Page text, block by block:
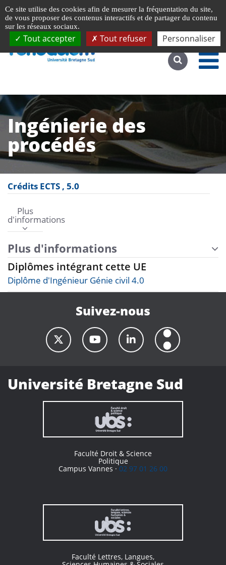
Accéder au site complet
Ingénierie des
procédés
Crédits ECTS 5.0
Plus
d'informations
Plus d'informations
Diplômes intégrant cette UE
Diplôme d'Ingénieur Génie civil 4.0
Suivez-nous
Université Bretagne Sud
Faculté Droit & Science
Politique
Campus Vannes ·02 97 01 26 00
Faculté Lettres, Langues,
Ce site utilise des cookies afin de mesurer la fréquentation du site,
de vous proposer des contenus interactifs et de partager du contenu
sur les réseaux sociaux.
Tout accepter Tout refuser Personnaliser